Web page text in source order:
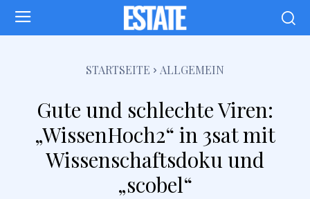
STARTSEITE ALLGEMEIN
Gute und schlechte Viren:
„WissenHoch2“ in 3sat mit
Wissenschaftsdoku und
„scobel“